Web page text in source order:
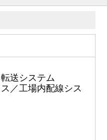
送システム
／工場内配線シス